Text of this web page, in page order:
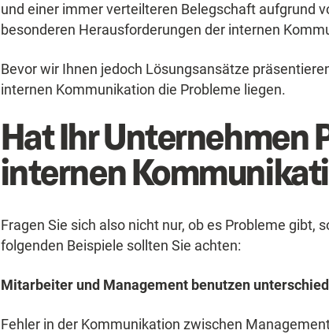
und einer immer verteilteren Belegschaft aufgrund
besonderen Herausforderungen der internen
Bevor wir Ihnen jedoch Lösungsansätze
internen Kommunikation die Probleme liegen.
Hat Ihr Unternehmen
internen
Fragen Sie sich also nicht nur, ob es Probleme gibt,
folgenden Beispiele sollten Sie achten:
Mitarbeiter und Management benutzen
Fehler in der Kommunikation zwischen